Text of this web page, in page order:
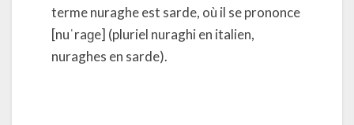
terme nuraghe est sarde, où il se prononce
[nuˈraɡe] (pluriel nuraghi en italien,
nuraghes en sarde).